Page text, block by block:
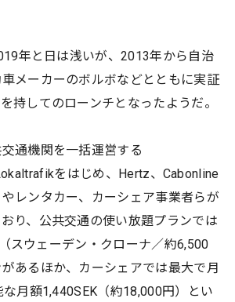
年と日は浅いが、2013年から自治
メーカーのボルボなどとともに実証
持してのローンチとなったようだ。
通機関を一括運営する
をはじめ、Hertz、Cabonline
レンタカー、カーシェア事業者らが
り、公共交通の使い放題プランでは
スウェーデン・クローナ／約6,500
あるほか、カーシェアでは最大で月
月額1,440SEK（約18,000円）とい